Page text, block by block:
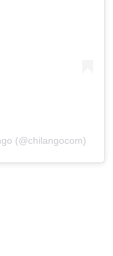
(@chilangocom)